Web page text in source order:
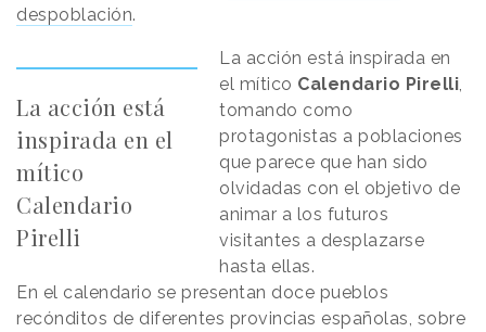
despoblación.
La acción está
inspirada en el
mítico
Calendario
Pirelli
La acción está inspirada en
el mítico Calendario Pirelli,
tomando como
protagonistas a poblaciones
que parece que han sido
olvidadas con el objetivo de
animar a los futuros
visitantes a desplazarse
hasta ellas.
En el calendario se presentan doce pueblos
recónditos de diferentes provincias españolas, sobre